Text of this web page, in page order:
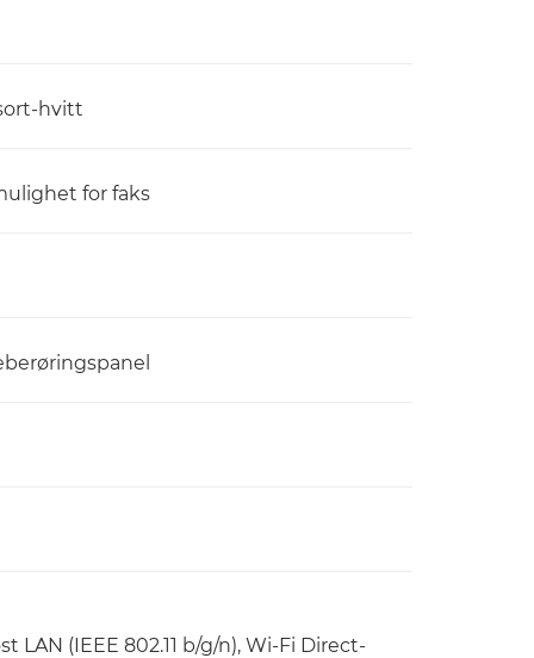
hvitt
for faks
LAN (IEEE 802.11 b/g/n), Wi-Fi Direct-